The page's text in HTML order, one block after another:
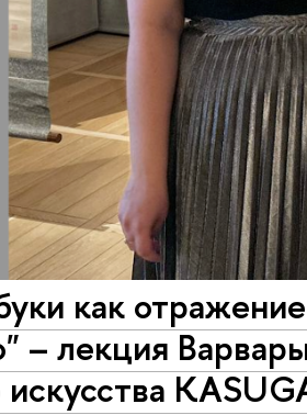
как
– лекция